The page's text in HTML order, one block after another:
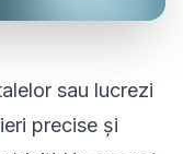
sau lucrezi
precise și